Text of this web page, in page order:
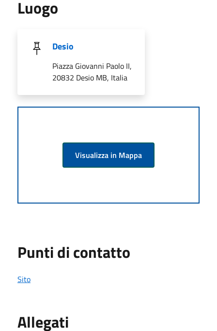
Luogo
Desio
Piazza Giovanni Paolo II,
20832 Desio MB, Italia
Visualizza in Mappa
Punti di contatto
Sito
Allegati